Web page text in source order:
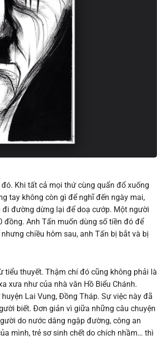
Khi tất cả mọi thứ cùng quẩn đổ xuống
tay không còn gì để nghĩ đến ngày mai,
đường dừng lại để doạ cướp. Một người
Anh Tấn muốn dùng số tiền đó để
chiều hôm sau, anh Tấn bị bắt và bị
thuyết. Thậm chí đó cũng không phải là
xưa như của nhà văn Hồ Biểu Chánh.
Lai Vung, Đồng Tháp. Sự việc này đã
biết. Đơn giản vì giữa những câu chuyện
do nước dâng ngập đường, công an
mình, trẻ sơ sinh chết do chích nhầm… thì